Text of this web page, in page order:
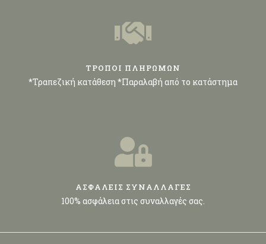
ΤΡΟΠΟΙ ΠΛΗΡΩΜΩΝ
*Τραπεζική κατάθεση *Παραλαβή από το κατάστημα
ΑΣΦΑΛΕΙΣ ΣΥΝΑΛΛΑΓΕΣ
100% ασφάλεια στις συναλλαγές σας.